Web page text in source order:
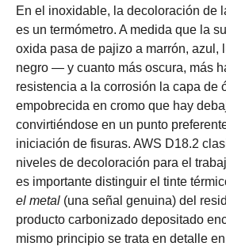
En el inoxidable, la decoloración de
es un termómetro. A medida que la
oxida pasa de pajizo a marrón, azul,
negro — y cuanto más oscura, más
resistencia a la corrosión la capa de
empobrecida en cromo que hay
convirtiéndose en un punto
iniciación de fisuras. AWS D18.2
niveles de decoloración para el
es importante distinguir el tinte
el metal (una señal genuina) del
producto carbonizado depositado
mismo principio se trata en detalle